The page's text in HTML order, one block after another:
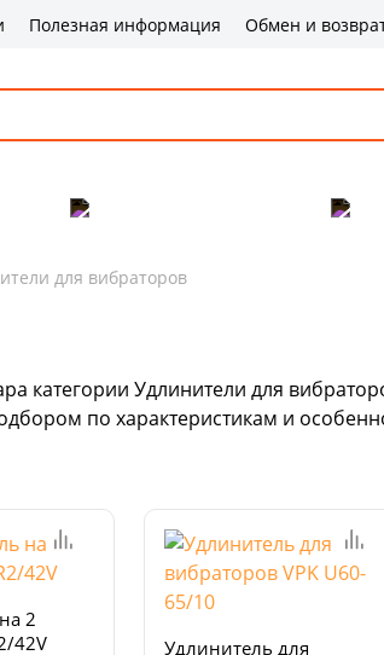
Полезная информация Обмен и
для вибраторов
категории Удлинители для
по характеристикам и
2
42V
Удлинитель для